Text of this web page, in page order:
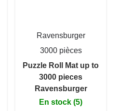
Ravensburger
3000 pièces
Puzzle Roll Mat up to
3000 pieces
Ravensburger
En stock (5)